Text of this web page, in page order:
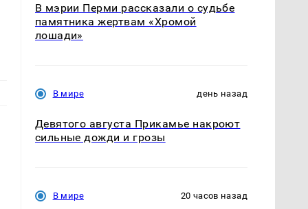
В мэрии Перми рассказали о судьбе
памятника жертвам «Хромой
лошади»
В мире день назад
Девятого августа Прикамье накроют
сильные дожди и грозы
В мире 20 часов назад